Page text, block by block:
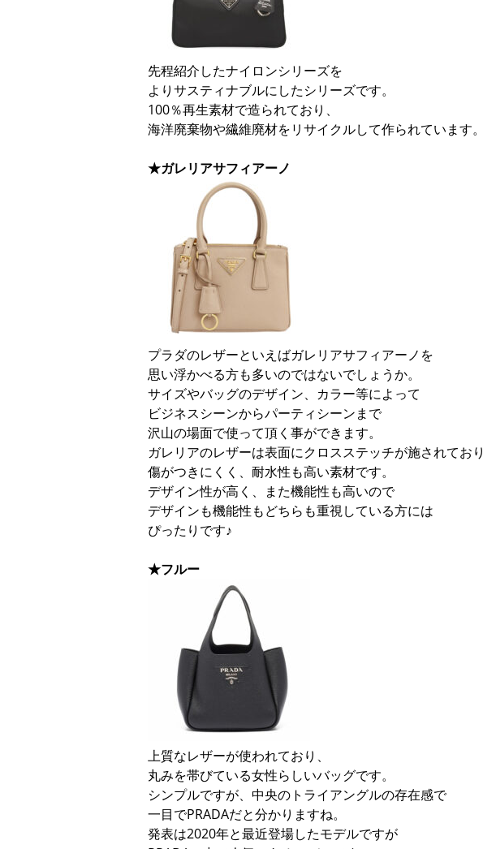
先程紹介したナイロンシリーズを
よりサスティナブルにしたシリーズです。
100％再生素材で造られており、
海洋廃棄物や繊維廃材をリサイクルして作られています。
★ガレリアサフィアーノ
プラダのレザーといえばガレリアサフィアーノを
思い浮かべる方も多いのではないでしょうか。
サイズやバッグのデザイン、カラー等によって
ビジネスシーンからパーティシーンまで
沢山の場面で使って頂く事ができます。
ガレリアのレザーは表面にクロスステッチが施されており
傷がつきにくく、耐水性も高い素材です。
デザイン性が高く、また機能性も高いので
デザインも機能性もどちらも重視している方には
ぴったりです♪
★フルー
上質なレザーが使われており、
丸みを帯びている女性らしいバッグです。
シンプルですが、中央のトライアングルの存在感で
一目でPRADAだと分かりますね。
発表は2020年と最近登場したモデルですが